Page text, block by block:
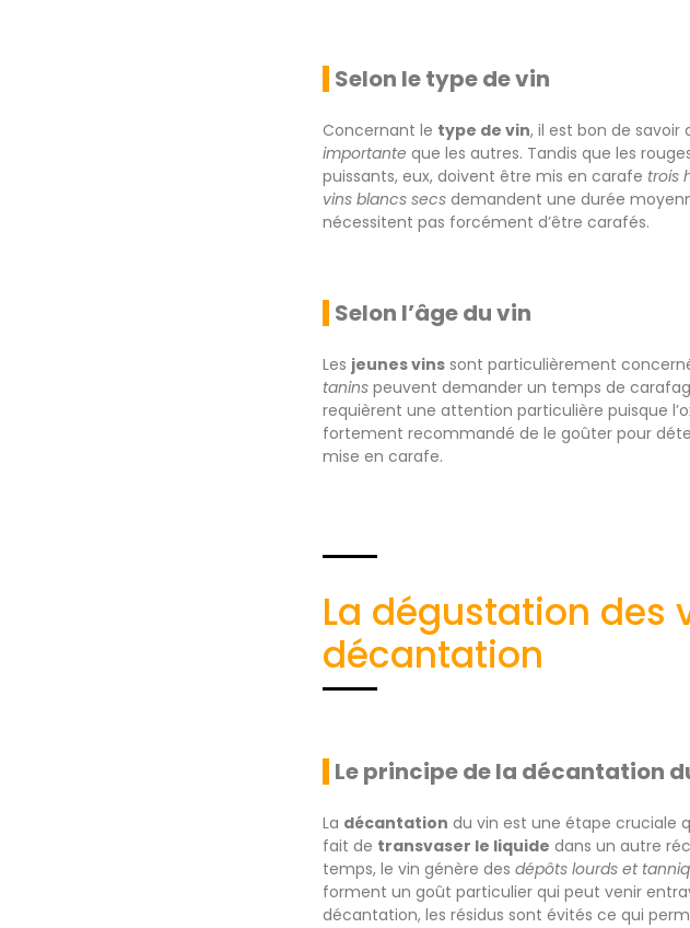
Selon le type de vin
Concernant le type de vin, il est bon de savoir
importante que les autres. Tandis que les
puissants, eux, doivent être mis en carafe trois
vins blancs secs demandent une durée
nécessitent pas forcément d’être carafés.
Selon l’âge du vin
Les jeunes vins sont particulièrement
tanins peuvent demander un temps de
requièrent une attention particulière puisque
fortement recommandé de le goûter pour
mise en carafe.
La dégustation des
décantation
Le principe de la décantation
La décantation du vin est une étape cruciale
fait de transvaser le liquide dans un autre
temps, le vin génère des dépôts lourds et
forment un goût particulier qui peut venir
décantation, les résidus sont évités ce qui